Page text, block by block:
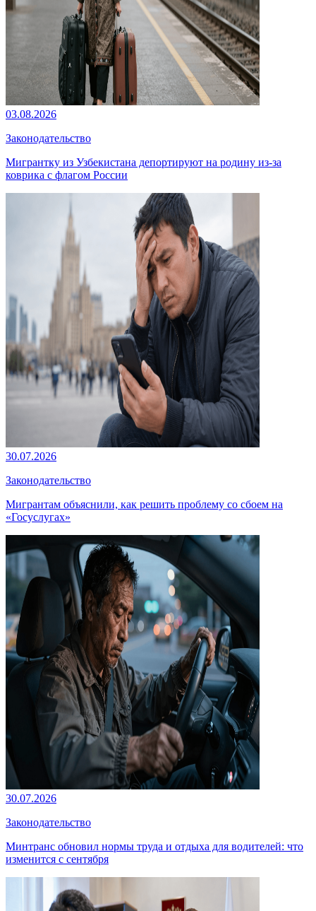
03.08.2026
Законодательство
Мигрантку из Узбекистана депортируют на родину из-за
коврика с флагом России
30.07.2026
Законодательство
Мигрантам объяснили, как решить проблему со сбоем на
«Госуслугах»
30.07.2026
Законодательство
Минтранс обновил нормы труда и отдыха для водителей: что
изменится с сентября